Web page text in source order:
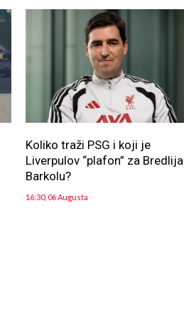
Koliko traži PSG i koji je
Liverpulov “plafon” za Bredlija
Barkolu?
16:30, 06 Augusta